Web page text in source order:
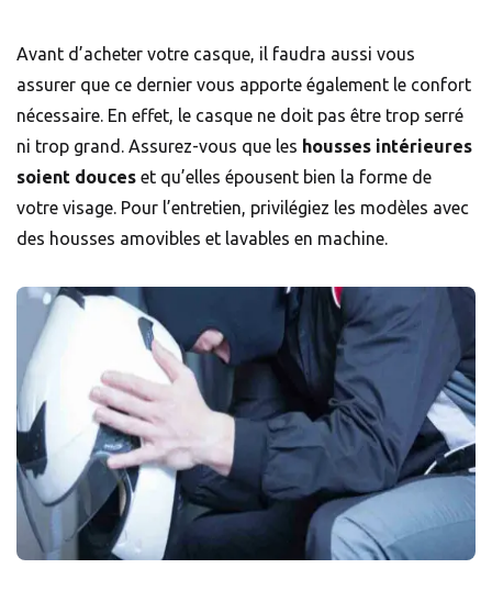
Avant d’acheter votre casque, il faudra aussi vous
assurer que ce dernier vous apporte également le confort
nécessaire. En effet, le casque ne doit pas être trop serré
ni trop grand. Assurez-vous que les housses intérieures
soient douces et qu’elles épousent bien la forme de
votre visage. Pour l’entretien, privilégiez les modèles avec
des housses amovibles et lavables en machine.